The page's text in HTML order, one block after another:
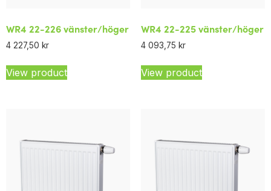
WR4 22-226 vänster/höger
4 227,50 kr
View product
WR4 22-225 vänster/höger
4 093,75 kr
View product